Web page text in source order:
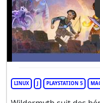
LINUX PLAYSTATION 5